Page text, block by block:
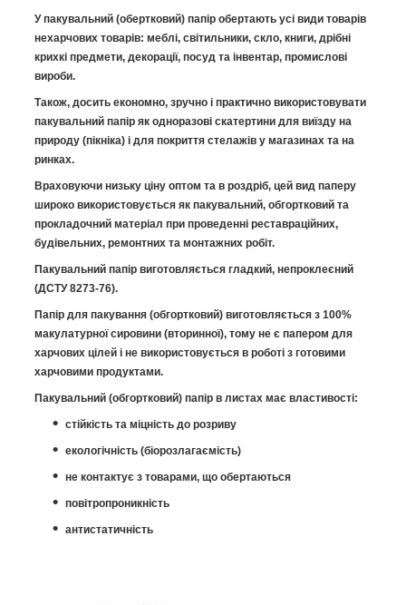
У пакувальний (обертковий) папір обертають усі види товарів
нехарчових товарів: меблі, світильники, скло, книги, дрібні
крихкі предмети, декорації, посуд та інвентар, промислові
вироби.
Також, досить економно, зручно і практично використовувати
пакувальний папір як одноразові скатертини для виїзду на
природу (пікніка) і для покриття стелажів у магазинах та на
ринках.
Враховуючи низьку ціну оптом та в роздріб, цей вид паперу
широко використовується як пакувальний, обгортковий та
прокладочний матеріал при проведенні реставраційних,
будівельних, ремонтних та монтажних робіт.
Пакувальний папір виготовляється гладкий, непроклеєний
(ДСТУ 8273-76).
Папір для пакування (обгортковий) виготовляється з 100%
макулатурної сировини (вторинної), тому не є папером для
харчових цілей і не використовується в роботі з готовими
харчовими продуктами.
Пакувальний (обгортковий) папір в листах має властивості:
стійкість та міцність до розриву
екологічність (біорозлагаємість)
не контактує з товарами, що обертаються
повітропроникність
антистатичність